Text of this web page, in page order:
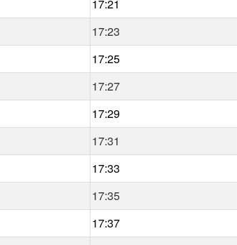
17:21
17:23
17:25
17:27
17:29
17:31
17:33
17:35
17:37